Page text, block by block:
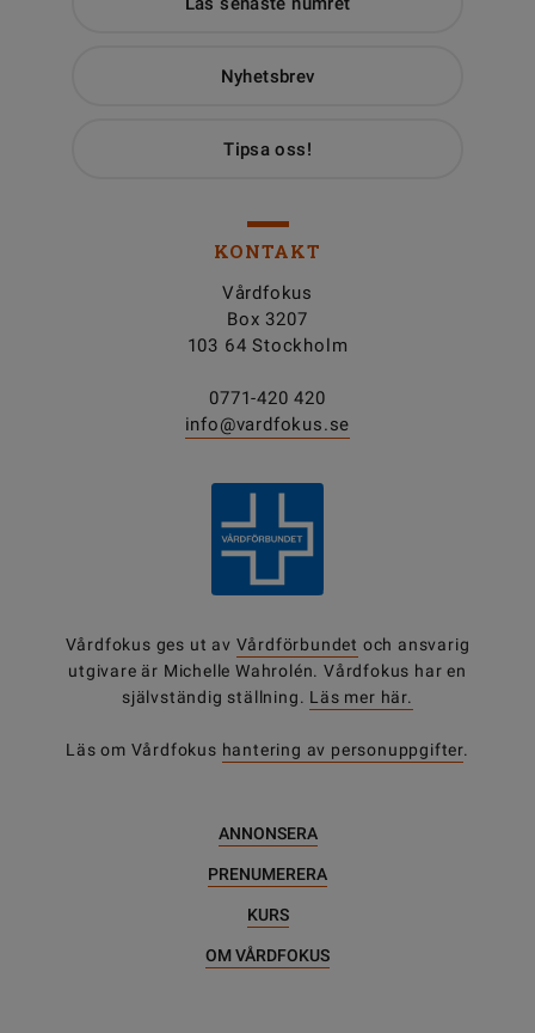
Nyhetsbrev
Tipsa oss!
KONTAKT
Vårdfokus
Box 3207
103 64 Stockholm
0771-420 420
info@vardfokus.se
Vårdfokus ges ut av Vårdförbundet och ansvarig
utgivare är Michelle Wahrolén. Vårdfokus har en
självständig ställning. Läs mer här.
Läs om Vårdfokus hantering av personuppgifter.
ANNONSERA
PRENUMERERA
KURS
OM VÅRDFOKUS